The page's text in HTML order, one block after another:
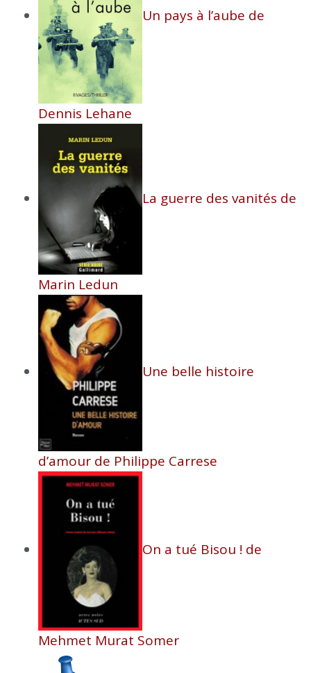
Un pays à l’aube de
Dennis Lehane
La guerre des vanités de
Marin Ledun
Une belle histoire
d’amour de Philippe Carrese
On a tué Bisou ! de
Mehmet Murat Somer